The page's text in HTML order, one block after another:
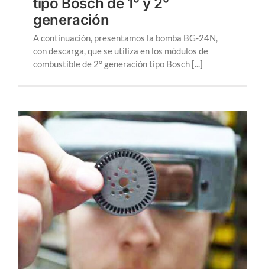
generación
A continuación, presentamos la bomba BG-24N,
con descarga, que se utiliza en los módulos de
combustible de 2° generación tipo Bosch [...]